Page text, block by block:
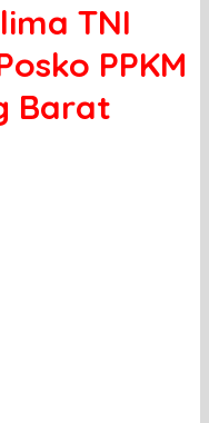
TNI
PPKM
Barat